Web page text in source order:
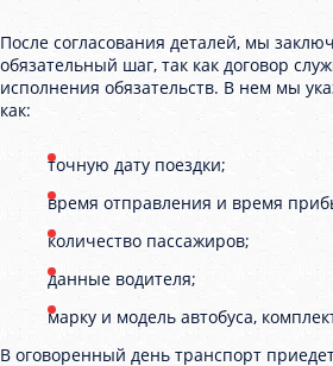
После согласования деталей, мы
обязательный шаг, так как договор
исполнения обязательств. В нем мы
как:
точную дату поездки;
время отправления и время
количество пассажиров;
данные водителя;
марку и модель автобуса,
В оговоренный день транспорт